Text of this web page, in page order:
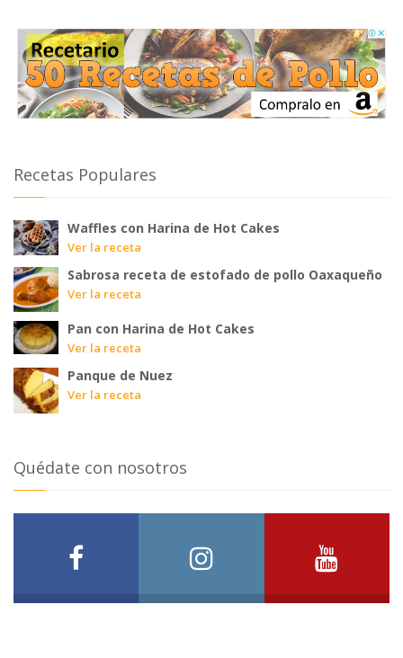
Recetas Populares
Waffles con Harina de Hot Cakes
Ver la receta
Sabrosa receta de estofado de pollo Oaxaqueño
Ver la receta
Pan con Harina de Hot Cakes
Ver la receta
Panque de Nuez
Ver la receta
Quédate con nosotros